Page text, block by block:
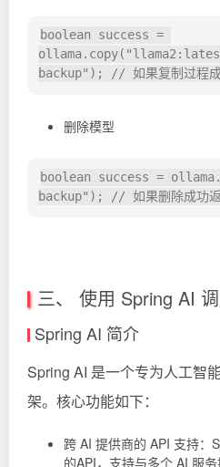
boolean success =
删除模型
boolean success =
三、 使用 Spring AI
Spring AI 简介
Spring AI 是一个专为人工智
架。核心功能如下：
跨 AI 提供商的 API 支持：
的API，支持与多个 AI 服